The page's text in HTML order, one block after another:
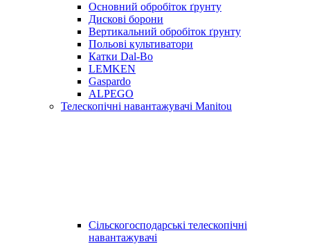
Основний обробіток ґрунту
Дискові борони
Вертикальний обробіток ґрунту
Польові культиватори
Катки Dal-Bo
LEMKEN
Gaspardo
ALPEGO
Телескопічні навантажувачі Manitou
Сільскогосподарські телескопічні
навантажувачі